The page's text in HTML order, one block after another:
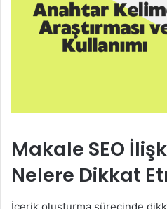
Makale SEO
Nelere Dikkat